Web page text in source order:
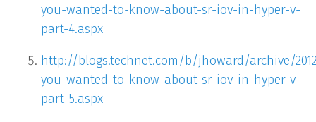
you-wanted-to-know-about-sr-iov-in-hyper-v-
part-4.aspx
http://blogs.technet.com/b/jhoward/archive/
you-wanted-to-know-about-sr-iov-in-hyper-v-
part-5.aspx